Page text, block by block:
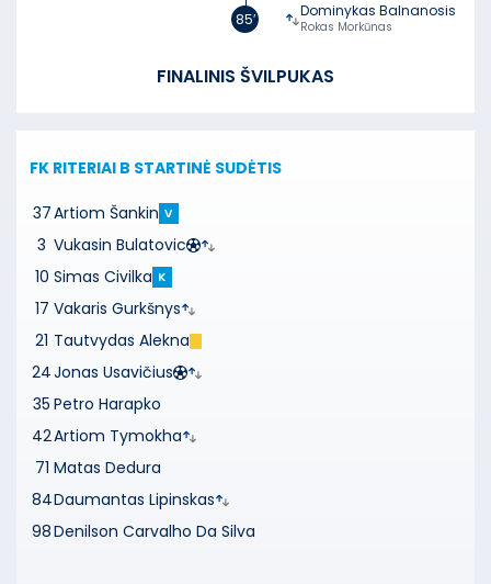
FK RITERIAI B STARTINĖ SUDĖTIS
37Artiom Šankin V
3 Vukasin Bulatovic
10 Simas Civilka K
17 Vakaris Gurkšnys
21 Tautvydas Alekna
24Jonas Usavičius
35 Petro Harapko
42Artiom Tymokha
71 Matas Dedura
84Daumantas Lipinskas
98Denilson Carvalho Da Silva
85’ Dominykas Balnanosis
Rokas Morkūnas
FINALINIS ŠVILPUKAS